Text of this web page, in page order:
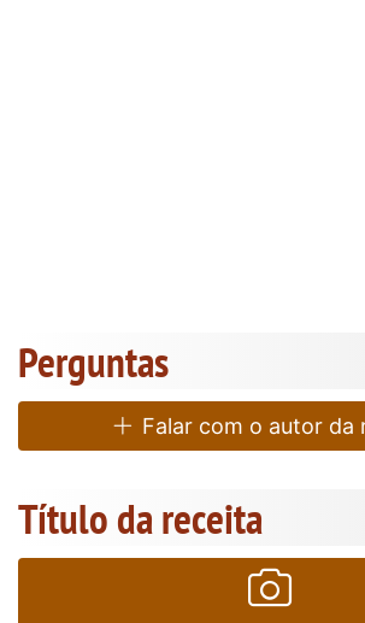
Perguntas
Falar com o autor da
Título da receita